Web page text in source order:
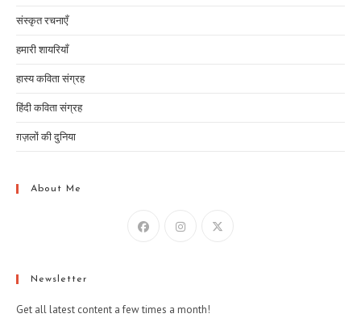
संस्कृत रचनाएँ
हमारी शायरियाँ
हास्य कविता संग्रह
हिंदी कविता संग्रह
ग़ज़लों की दुनिया
About Me
Newsletter
Get all latest content a few times a month!